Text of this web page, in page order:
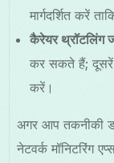
मार्गदर्शित करें
कैरेयर थ्रॉटलिंग
कर सकते हैं; दूसरें
करें।
अगर आप तकनीकी
नेटवर्क मॉनिटरिंग